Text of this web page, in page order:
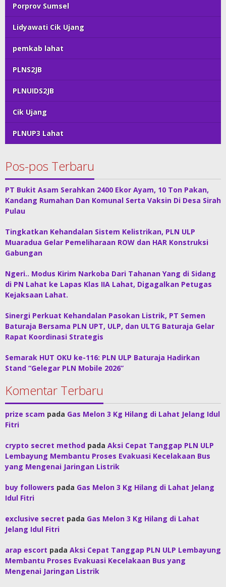
Porprov Sumsel
Lidyawati Cik Ujang
pemkab lahat
PLNS2JB
PLNUIDS2JB
Cik Ujang
PLNUP3 Lahat
Pos-pos Terbaru
PT Bukit Asam Serahkan 2400 Ekor Ayam, 10 Ton Pakan,
Kandang Rumahan Dan Komunal Serta Vaksin Di Desa Sirah
Pulau
Tingkatkan Kehandalan Sistem Kelistrikan, PLN ULP
Muaradua Gelar Pemeliharaan ROW dan HAR Konstruksi
Gabungan
Ngeri.. Modus Kirim Narkoba Dari Tahanan Yang di Sidang
di PN Lahat ke Lapas Klas IIA Lahat, Digagalkan Petugas
Kejaksaan Lahat.
Sinergi Perkuat Kehandalan Pasokan Listrik, PT Semen
Baturaja Bersama PLN UPT, ULP, dan ULTG Baturaja Gelar
Rapat Koordinasi Strategis
Semarak HUT OKU ke-116: PLN ULP Baturaja Hadirkan
Stand “Gelegar PLN Mobile 2026”
Komentar Terbaru
prize scam pada Gas Melon 3 Kg Hilang di Lahat Jelang Idul
Fitri
crypto secret method pada Aksi Cepat Tanggap PLN ULP
Lembayung Membantu Proses Evakuasi Kecelakaan Bus
yang Mengenai Jaringan Listrik
buy followers pada Gas Melon 3 Kg Hilang di Lahat Jelang
Idul Fitri
exclusive secret pada Gas Melon 3 Kg Hilang di Lahat
Jelang Idul Fitri
arap escort pada Aksi Cepat Tanggap PLN ULP Lembayung
Membantu Proses Evakuasi Kecelakaan Bus yang
Mengenai Jaringan Listrik